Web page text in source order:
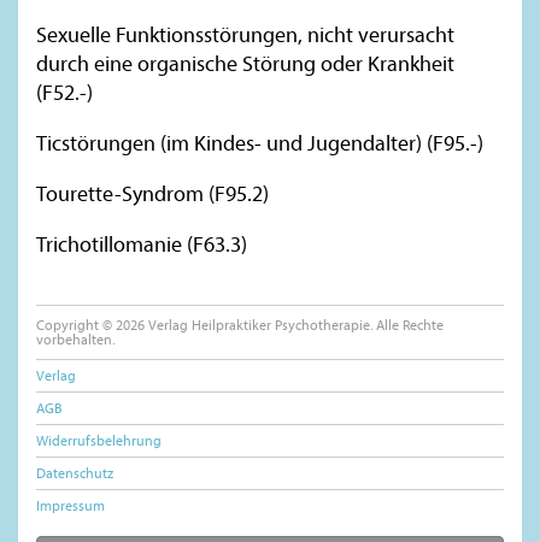
Sexuelle Funktionsstörungen, nicht verursacht
durch eine organische Störung oder Krankheit
(F52.-)
Ticstörungen (im Kindes- und Jugendalter) (F95.-)
Tourette-Syndrom (F95.2)
Trichotillomanie (F63.3)
Copyright © 2026 Verlag Heilpraktiker Psychotherapie. Alle Rechte
vorbehalten.
Verlag
AGB
Widerrufsbelehrung
Datenschutz
Impressum